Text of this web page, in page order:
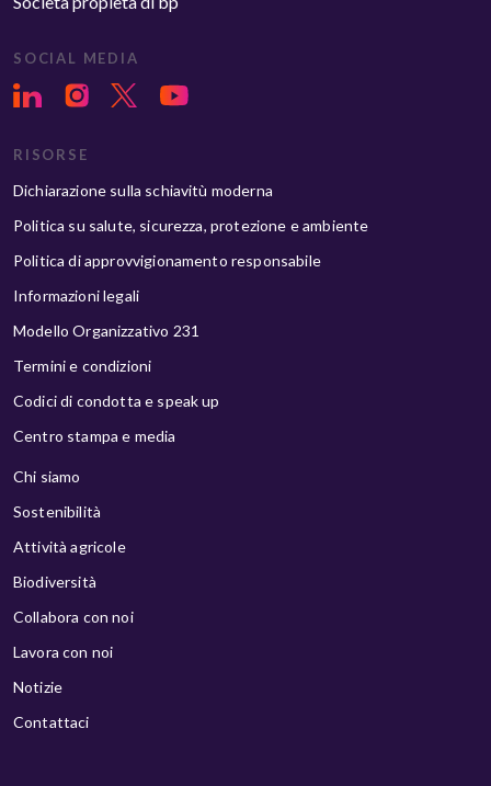
SOCIAL MEDIA
RISORSE
Dichiarazione sulla schiavitù moderna
Politica su salute, sicurezza, protezione e ambiente
Politica di approvvigionamento responsabile
Informazioni legali
Modello Organizzativo 231
Termini e condizioni
Codici di condotta e speak up
Centro stampa e media
Chi siamo
Sostenibilità
Attività agricole
Biodiversità
Collabora con noi
Lavora con noi
Notizie
Contattaci